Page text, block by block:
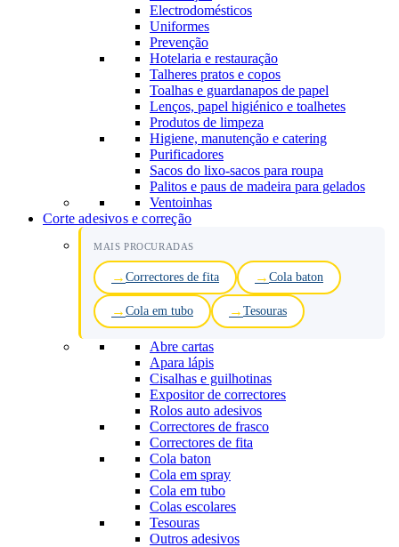
Electrodomésticos
Uniformes
Prevenção
Hotelaria e restauração
Talheres pratos e copos
Toalhas e guardanapos de papel
Lenços, papel higiénico e toalhetes
Produtos de limpeza
Higiene, manutenção e catering
Purificadores
Sacos do lixo-sacos para roupa
Palitos e paus de madeira para gelados
Ventoinhas
Corte adesivos e correção
MAIS PROCURADAS
Correctores de fita Cola baton
Cola em tubo Tesouras
Abre cartas
Apara lápis
Cisalhas e guilhotinas
Expositor de correctores
Rolos auto adesivos
Correctores de frasco
Correctores de fita
Cola baton
Cola em spray
Cola em tubo
Colas escolares
Tesouras
Outros adesivos